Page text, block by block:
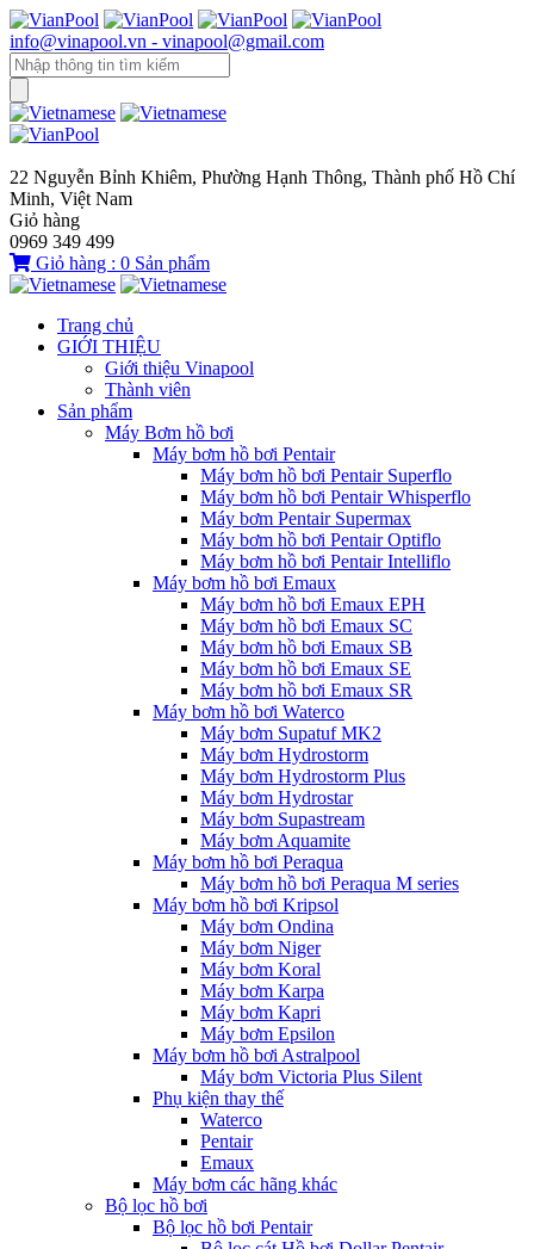
info@vinapool.vn - vinapool@gmail.com
22 Nguyễn Bỉnh Khiêm, Phường Hạnh Thông, Thành phố Hồ Chí
Minh, Việt Nam
Giỏ hàng
0969 349 499
Giỏ hàng : 0 Sản phẩm
Trang chủ
GIỚI THIỆU
Giới thiệu Vinapool
Thành viên
Sản phẩm
Máy Bơm hồ bơi
Máy bơm hồ bơi Pentair
Máy bơm hồ bơi Pentair Superflo
Máy bơm hồ bơi Pentair Whisperflo
Máy bơm Pentair Supermax
Máy bơm hồ bơi Pentair Optiflo
Máy bơm hồ bơi Pentair Intelliflo
Máy bơm hồ bơi Emaux
Máy bơm hồ bơi Emaux EPH
Máy bơm hồ bơi Emaux SC
Máy bơm hồ bơi Emaux SB
Máy bơm hồ bơi Emaux SE
Máy bơm hồ bơi Emaux SR
Máy bơm hồ bơi Waterco
Máy bơm Supatuf MK2
Máy bơm Hydrostorm
Máy bơm Hydrostorm Plus
Máy bơm Hydrostar
Máy bơm Supastream
Máy bơm Aquamite
Máy bơm hồ bơi Peraqua
Máy bơm hồ bơi Peraqua M series
Máy bơm hồ bơi Kripsol
Máy bơm Ondina
Máy bơm Niger
Máy bơm Koral
Máy bơm Karpa
Máy bơm Kapri
Máy bơm Epsilon
Máy bơm hồ bơi Astralpool
Máy bơm Victoria Plus Silent
Phụ kiện thay thế
Waterco
Pentair
Emaux
Máy bơm các hãng khác
Bộ lọc hồ bơi
Bộ lọc hồ bơi Pentair